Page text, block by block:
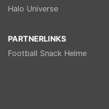
Halo Universe
PARTNERLINKS
Football Snack Helme